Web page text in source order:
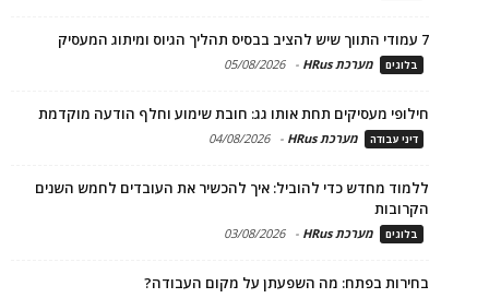
7 עמודי התווך שיש להציב בבסיס תהליך הגיוס ומיתוג המעסיק
בלוגים מערכת HRus -
05/08/2026
חילופי מעסיקים תחת אותו גג: חובת שימוע וחלף הודעה מוקדמת
דיני עבודה מערכת HRus -
04/08/2026
ללמוד מחדש כדי להוביל: איך להכשיר את העובדים לחמש השנים
הקרובות
בלוגים מערכת HRus -
03/08/2026
בחירות בפתח: מה השפעתן על מקום העבודה?